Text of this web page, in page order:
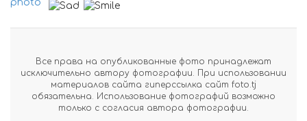
Все права на опубликованные фото принадлежат
исключительно автору фотографии. При использовании
материалов сайта гиперссылка сайт foto.tj
обязательна. Использование фотографий возможно
только с согласия автора фотографии.